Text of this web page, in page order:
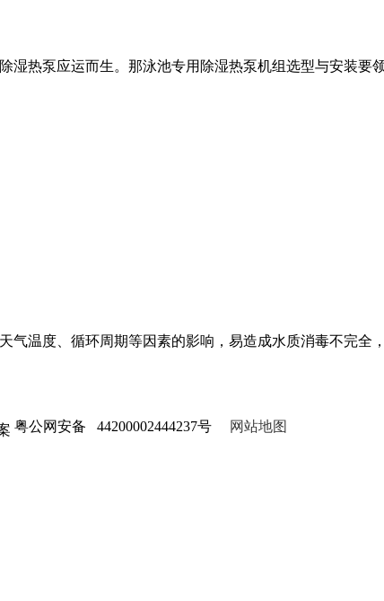
热泵应运而生。那泳池专用除湿热泵机组选型与安装要
温度、循环周期等因素的影响，易造成水质消毒不完全
粤公网安备 44200002444237号 网站地图